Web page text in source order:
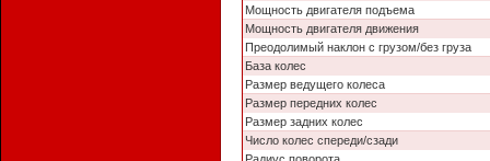
Мощность двигателя подъема
Мощность двигателя движения
Преодолимый наклон с грузом/без груза
База колес
Размер ведущего колеса
Размер передних колес
Размер задних колес
Число колес спереди/сзади